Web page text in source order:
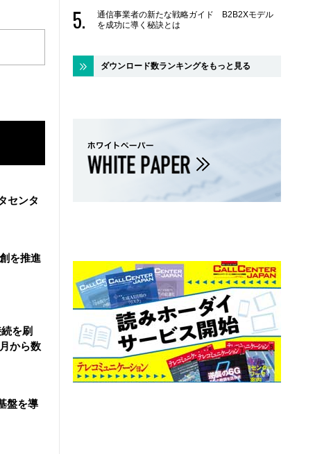
センタ
を推進
を刷
から数
盤を導
通信事業者の新たな戦略ガイド B2B2Xモデル
を成功に導く秘訣とは
ダウンロード数ランキングをもっと見る